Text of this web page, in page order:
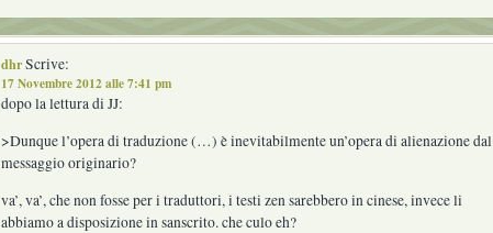
dhrScrive:
17 Novembre 2012 alle 7:41 pm
dopo la lettura di JJ:
>Dunque l’opera di traduzione (…) è inevitabilmente un’opera di alienazione dal
messaggio originario?
va’, va’, che non fosse per i traduttori, i testi zen sarebbero in cinese, invece li
abbiamo a disposizione in sanscrito. che culo eh?